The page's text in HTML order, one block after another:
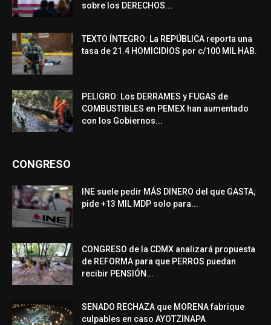
sobre los DERECHOS...
TEXTO ÍNTEGRO: La REPÚBLICA reporta una
tasa de 21.4 HOMICIDIOS por c/100 MIL HAB.
PELIGRO: Los DERRAMES y FUGAS de
COMBUSTIBLES en PEMEX han aumentado
con los Gobiernos...
CONGRESO
INE suele pedir MÁS DINERO del que GASTA;
pide +13 MIL MDP solo para...
CONGRESO de la CDMX analizará propuesta
de REFORMA para que PERROS puedan
recibir PENSIÓN...
SENADO RECHAZA que MORENA fabrique
culpables en caso AYOTZINAPA